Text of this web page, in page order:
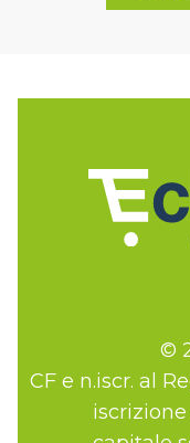
©
CF e n.iscr. al
iscrizione